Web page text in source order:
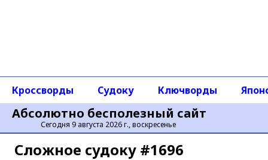
Абсолютно бесполезный сайт
Сегодня 9 августа 2026 г., воскресенье
Кроссворды Судоку Ключворды
Сложное cудоку #1696